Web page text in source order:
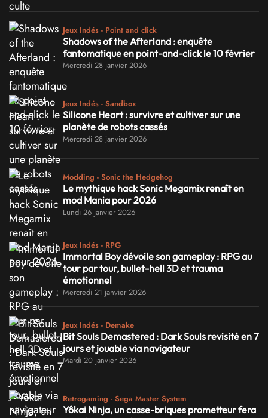
Jeux Indés - Point and click
Shadows of the Afterland : enquête
fantomatique en point-and-click le 10 février
Mercredi 28 janvier 2026
Jeux Indés - Sandbox
Silicone Heart : survivre et cultiver sur une
planète de robots cassés
Mercredi 28 janvier 2026
Modding - Sonic the Hedgehog
Le mythique hack Sonic Megamix renaît en
mod Mania pour 2026
Lundi 26 janvier 2026
Jeux Indés - RPG
Immortal Boy dévoile son gameplay : RPG au
tour par tour, bullet-hell 3D et trauma
émotionnel
Mercredi 21 janvier 2026
Jeux Indés - Demake
Bit Souls Demastered : Dark Souls revisité en 7
jours et jouable via navigateur
Mardi 20 janvier 2026
Retrogaming - Sega Master System
Yôkai Ninja, un casse-briques prometteur fera